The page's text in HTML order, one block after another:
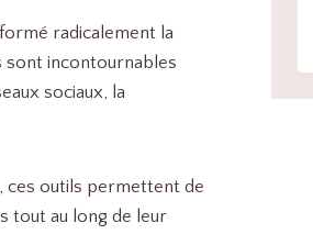
radicalement la
sont incontournables
sociaux, la
ces outils permettent de
tout au long de leur